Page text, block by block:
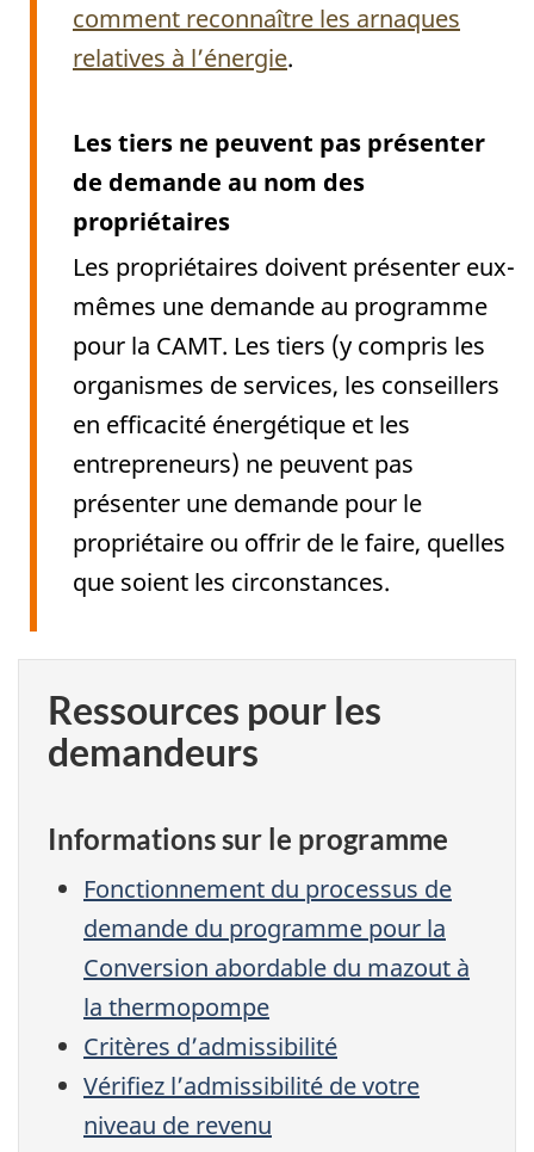
comment reconnaître les arnaques
relatives à l’énergie.
Les tiers ne peuvent pas présenter
de demande au nom des
propriétaires
Les propriétaires doivent présenter eux-
mêmes une demande au programme
pour la CAMT. Les tiers (y compris les
organismes de services, les conseillers
en efficacité énergétique et les
entrepreneurs) ne peuvent pas
présenter une demande pour le
propriétaire ou offrir de le faire, quelles
que soient les circonstances.
Ressources pour les
demandeurs
Informations sur le programme
Fonctionnement du processus de
demande du programme pour la
Conversion abordable du mazout à
la thermopompe
Critères d’admissibilité
Vérifiez l’admissibilité de votre
niveau de revenu